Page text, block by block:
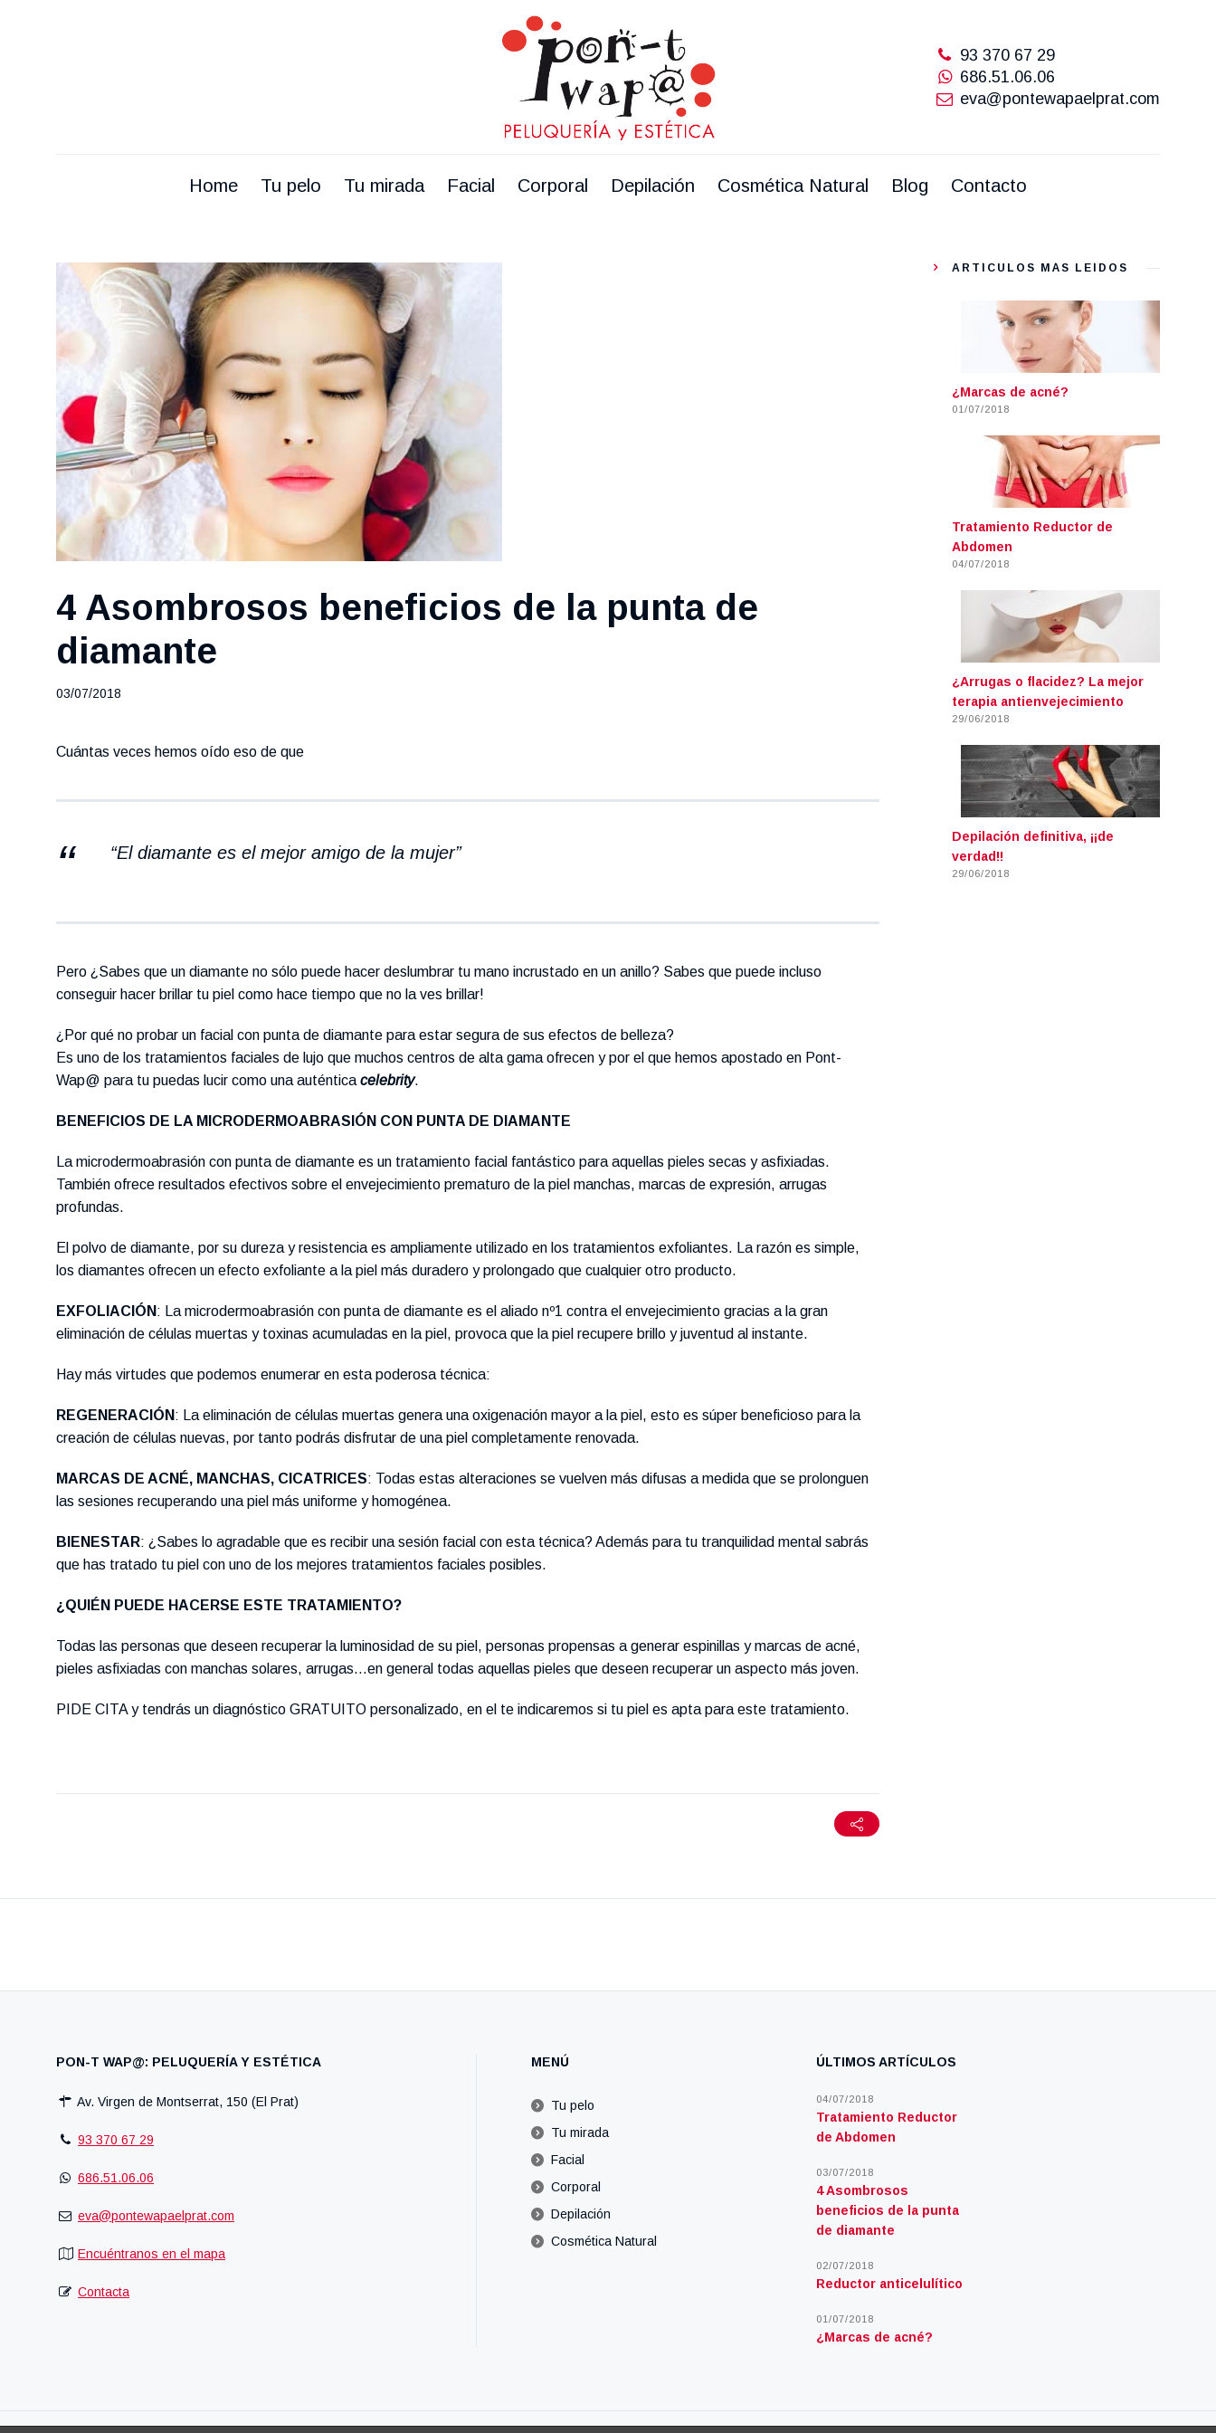
93 370 67 29
686.51.06.06
eva@pontewapaelprat.com
Home Tu pelo Tu mirada Facial Corporal Depilación Cosmética Natural Blog Contacto
Corporal Depilación
4 Asombrosos beneficios de la punta de
diamante
03/07/2018
Cuántas veces hemos oído eso de que
“El diamante es el mejor amigo de la mujer”
Pero ¿Sabes que un diamante no sólo puede hacer deslumbrar tu mano incrustado en un anillo? Sabes que puede incluso
conseguir hacer brillar tu piel como hace tiempo que no la ves brillar!
¿Por qué no probar un facial con punta de diamante para estar segura de sus efectos de belleza?
Es uno de los tratamientos faciales de lujo que muchos centros de alta gama ofrecen y por el que hemos apostado en Pont-
Wap@ para tu puedas lucir como una auténtica celebrity.
BENEFICIOS DE LA MICRODERMOABRASIÓN CON PUNTA DE DIAMANTE
La microdermoabrasión con punta de diamante es un tratamiento facial fantástico para aquellas pieles secas y asfixiadas.
También ofrece resultados efectivos sobre el envejecimiento prematuro de la piel manchas, marcas de expresión, arrugas
profundas.
El polvo de diamante, por su dureza y resistencia es ampliamente utilizado en los tratamientos exfoliantes. La razón es simple,
los diamantes ofrecen un efecto exfoliante a la piel más duradero y prolongado que cualquier otro producto.
EXFOLIACIÓN: La microdermoabrasión con punta de diamante es el aliado nº1 contra el envejecimiento gracias a la gran
eliminación de células muertas y toxinas acumuladas en la piel, provoca que la piel recupere brillo y juventud al instante.
Hay más virtudes que podemos enumerar en esta poderosa técnica:
REGENERACIÓN: La eliminación de células muertas genera una oxigenación mayor a la piel, esto es súper beneficioso para la
creación de células nuevas, por tanto podrás disfrutar de una piel completamente renovada.
MARCAS DE ACNÉ, MANCHAS, CICATRICES: Todas estas alteraciones se vuelven más difusas a medida que se prolonguen
las sesiones recuperando una piel más uniforme y homogénea.
BIENESTAR: ¿Sabes lo agradable que es recibir una sesión facial con esta técnica? Además para tu tranquilidad mental sabrás
que has tratado tu piel con uno de los mejores tratamientos faciales posibles.
¿QUIÉN PUEDE HACERSE ESTE TRATAMIENTO?
Todas las personas que deseen recuperar la luminosidad de su piel, personas propensas a generar espinillas y marcas de acné,
pieles asfixiadas con manchas solares, arrugas…en general todas aquellas pieles que deseen recuperar un aspecto más joven.
PIDE CITA y tendrás un diagnóstico GRATUITO personalizado, en el te indicaremos si tu piel es apta para este tratamiento.
ARTÍCULOS MÁS LEÍDOS
¿Marcas de acné?
01/07/2018
Tratamiento Reductor de
Abdomen
04/07/2018
¿Arrugas o flacidez? La mejor
terapia antienvejecimiento
29/06/2018
Depilación definitiva, ¡¡de
verdad!!
29/06/2018
PON-T WAP@: PELUQUERÍA Y ESTÉTICA
Av. Virgen de Montserrat, 150 (El Prat)
93 370 67 29
686.51.06.06
eva@pontewapaelprat.com
Encuéntranos en el mapa
Contacta
MENÚ
Tu pelo
Tu mirada
Facial
Corporal
Depilación
Cosmética Natural
ÚLTIMOS ARTÍCULOS
04/07/2018
Tratamiento Reductor
de Abdomen
03/07/2018
4 Asombrosos
beneficios de la punta
de diamante
02/07/2018
Reductor anticelulítico
01/07/2018
¿Marcas de acné?